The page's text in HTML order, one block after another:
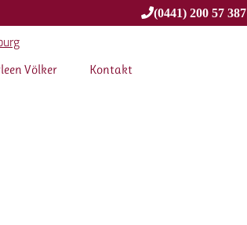
(0441) 200 57 387
Völker Kontakt